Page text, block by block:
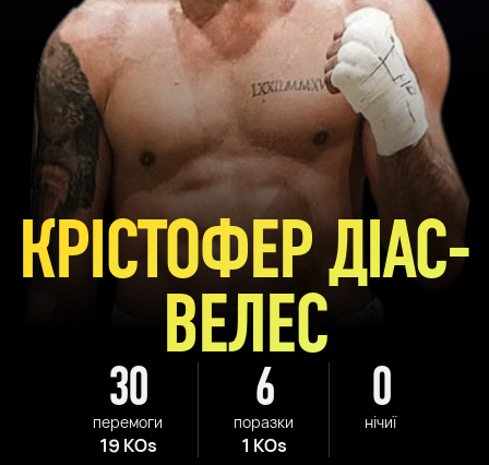
30
перемоги
19 KOs
6
поразки
1 KOs
0
нічиї
КРІСТОФЕР ДІАС-
ВЕЛЕС